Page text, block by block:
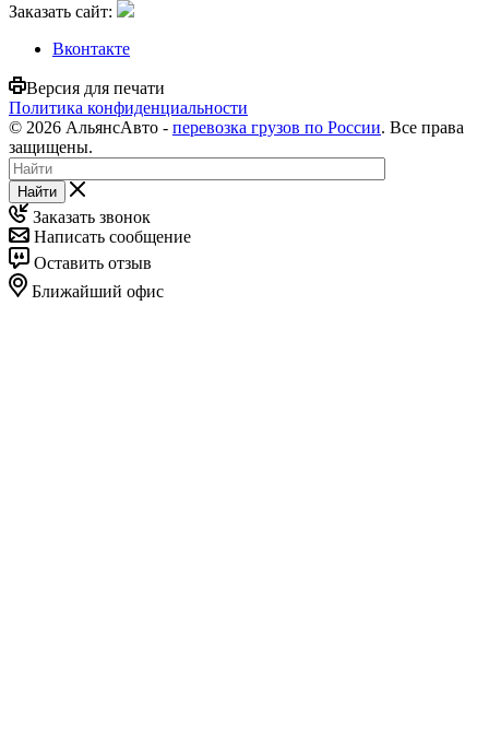
Заказать сайт:
Вконтакте
Версия для печати
Политика конфиденциальности
© 2026 АльянсАвто - перевозка грузов по России. Все права
защищены.
Найти
Заказать звонок
Написать сообщение
Оставить отзыв
Ближайший офис